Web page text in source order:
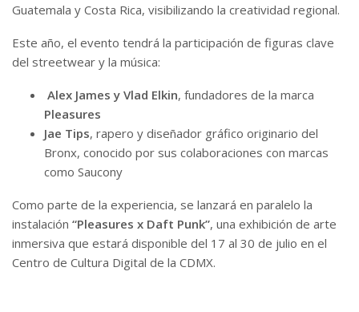
Guatemala y Costa Rica, visibilizando la creatividad regional.
Este año, el evento tendrá la participación de figuras clave
del streetwear y la música:
Alex James y Vlad Elkin, fundadores de la marca
Pleasures
Jae Tips, rapero y diseñador gráfico originario del
Bronx, conocido por sus colaboraciones con marcas
como Saucony
Como parte de la experiencia, se lanzará en paralelo la
instalación “Pleasures x Daft Punk”, una exhibición de arte
inmersiva que estará disponible del 17 al 30 de julio en el
Centro de Cultura Digital de la CDMX.